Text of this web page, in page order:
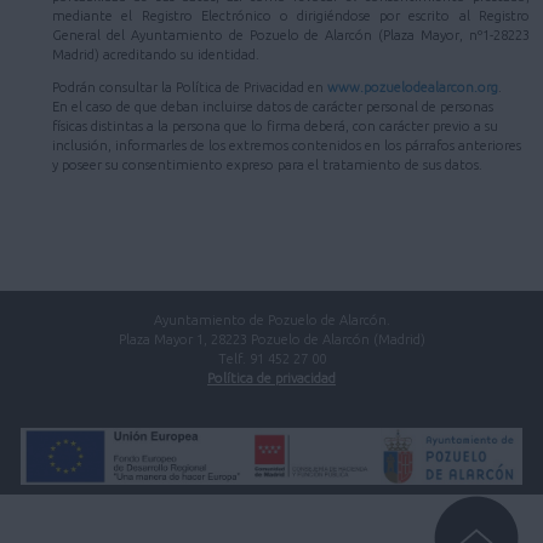
mediante el Registro Electrónico o dirigiéndose por escrito al Registro
General del Ayuntamiento de Pozuelo de Alarcón (Plaza Mayor, nº1-28223
Madrid) acreditando su identidad.
Podrán consultar la Política de Privacidad en www.pozuelodealarcon.org
En el caso de que deban incluirse datos de carácter personal de personas
físicas distintas a la persona que lo firma deberá, con carácter previo a su
inclusión, informarles de los extremos contenidos en los párrafos anteriores
y poseer su consentimiento expreso para el tratamiento de sus datos.
Ayuntamiento de Pozuelo de Alarcón.
Plaza Mayor 1, 28223 Pozuelo de Alarcón (Madrid)
Telf. 91 452 27 00
Política de privacidad